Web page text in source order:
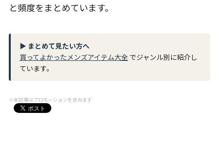
と頻度をまとめています。
▶ まとめて見たい方へ
買ってよかったメンズアイテム大全 でジャンル別に紹介し
ています。
※本記事はプロモーションを含みます